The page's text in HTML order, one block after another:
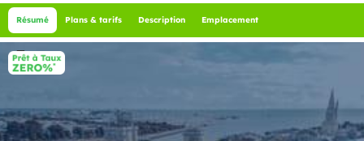
Résumé Plans & tarifs Description Emplacement
2